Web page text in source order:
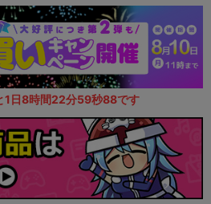
1日8時間22分58秒41です